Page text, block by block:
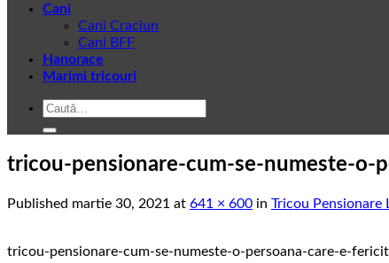
Cani
Cani Craciun
Cani BFF
Hanorace
Marimi tricouri
Caută
tricou-pensionare-cum-se-numeste-o-
Published martie 30, 2021 at 641 × 600 in Tricou Pensionare
tricou-pensionare-cum-se-numeste-o-persoana-care-e-